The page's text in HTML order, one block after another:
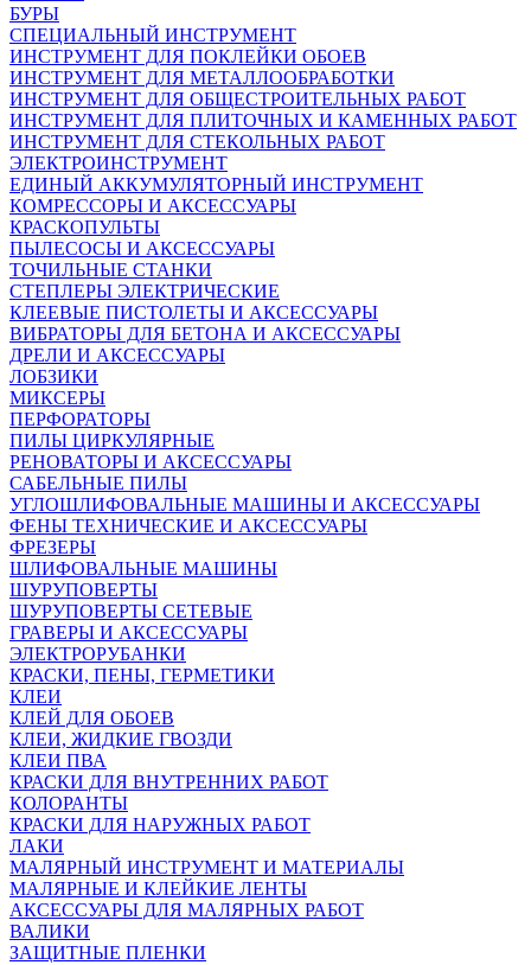
БУРЫ
СПЕЦИАЛЬНЫЙ ИНСТРУМЕНТ
ИНСТРУМЕНТ ДЛЯ ПОКЛЕЙКИ ОБОЕВ
ИНСТРУМЕНТ ДЛЯ МЕТАЛЛООБРАБОТКИ
ИНСТРУМЕНТ ДЛЯ ОБЩЕСТРОИТЕЛЬНЫХ РАБОТ
ИНСТРУМЕНТ ДЛЯ ПЛИТОЧНЫХ И КАМЕННЫХ РАБОТ
ИНСТРУМЕНТ ДЛЯ СТЕКОЛЬНЫХ РАБОТ
ЭЛЕКТРОИНСТРУМЕНТ
ЕДИНЫЙ АККУМУЛЯТОРНЫЙ ИНСТРУМЕНТ
КОМРЕССОРЫ И АКСЕССУАРЫ
КРАСКОПУЛЬТЫ
ПЫЛЕСОСЫ И АКСЕССУАРЫ
ТОЧИЛЬНЫЕ СТАНКИ
СТЕПЛЕРЫ ЭЛЕКТРИЧЕСКИЕ
КЛЕЕВЫЕ ПИСТОЛЕТЫ И АКСЕССУАРЫ
ВИБРАТОРЫ ДЛЯ БЕТОНА И АКСЕССУАРЫ
ДРЕЛИ И АКСЕССУАРЫ
ЛОБЗИКИ
МИКСЕРЫ
ПЕРФОРАТОРЫ
ПИЛЫ ЦИРКУЛЯРНЫЕ
РЕНОВАТОРЫ И АКСЕССУАРЫ
САБЕЛЬНЫЕ ПИЛЫ
УГЛОШЛИФОВАЛЬНЫЕ МАШИНЫ И АКСЕССУАРЫ
ФЕНЫ ТЕХНИЧЕСКИЕ И АКСЕССУАРЫ
ФРЕЗЕРЫ
ШЛИФОВАЛЬНЫЕ МАШИНЫ
ШУРУПОВЕРТЫ
ШУРУПОВЕРТЫ СЕТЕВЫЕ
ГРАВЕРЫ И АКСЕССУАРЫ
ЭЛЕКТРОРУБАНКИ
КРАСКИ, ПЕНЫ, ГЕРМЕТИКИ
КЛЕИ
КЛЕЙ ДЛЯ ОБОЕВ
КЛЕИ, ЖИДКИЕ ГВОЗДИ
КЛЕИ ПВА
КРАСКИ ДЛЯ ВНУТРЕННИХ РАБОТ
КОЛОРАНТЫ
КРАСКИ ДЛЯ НАРУЖНЫХ РАБОТ
ЛАКИ
МАЛЯРНЫЙ ИНСТРУМЕНТ И МАТЕРИАЛЫ
МАЛЯРНЫЕ И КЛЕЙКИЕ ЛЕНТЫ
АКСЕССУАРЫ ДЛЯ МАЛЯРНЫХ РАБОТ
ВАЛИКИ
ЗАЩИТНЫЕ ПЛЕНКИ